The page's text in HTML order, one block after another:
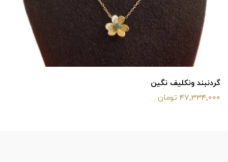
گردنبند ونکلیف نگین
47,334,000 تومان